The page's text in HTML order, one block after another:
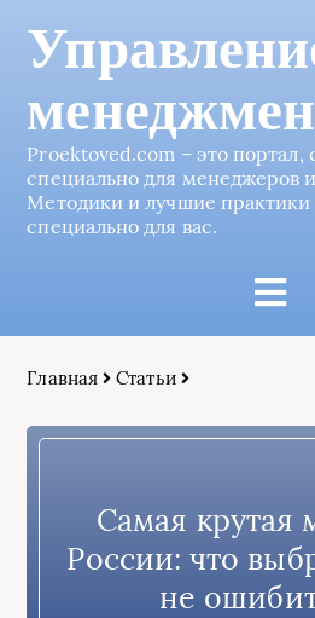
Proektoved.com – это портал,
специально для менеджеров
Методики и лучшие
специально для вас.
Главная Статьи
Самая крутая
России: что
не